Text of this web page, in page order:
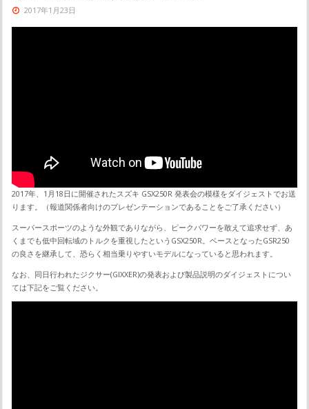
2017年1月23日
2017年、1月18日に開催されたスズキ GSX250R 発表会の模様をダイジェストでお送
ります。（報道関係者向けのプレゼンテーションであることをご了承ください）
スーパースポーツのような外観でありながら、ピークパワーを敢えて追求せず、あ
くまでも低中回転域のトルクを重視したというGSX250R。ベースとなったGSR250
の良さを継承して、恐らく相当乗りやすいモデルになっていると思われます。
なお、同日行われたジクサー(GIXXER)の発表および製品説明のダイジェストについ
ては下記をご覧ください。